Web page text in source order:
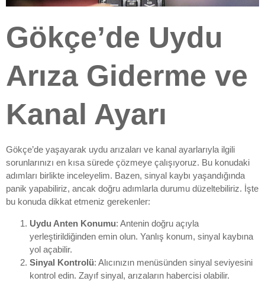
Gökçe’de Uydu
Arıza Giderme ve
Kanal Ayarı
Gökçe’de yaşayarak uydu arızaları ve kanal ayarlarıyla ilgili
sorunlarınızı en kısa sürede çözmeye çalışıyoruz. Bu konudaki
adımları birlikte inceleyelim. Bazen, sinyal kaybı yaşandığında
panik yapabiliriz, ancak doğru adımlarla durumu düzeltebiliriz. İşte
bu konuda dikkat etmeniz gerekenler:
Uydu Anten Konumu: Antenin doğru açıyla
yerleştirildiğinden emin olun. Yanlış konum, sinyal kaybına
yol açabilir.
Sinyal Kontrolü: Alıcınızın menüsünden sinyal seviyesini
kontrol edin. Zayıf sinyal, arızaların habercisi olabilir.